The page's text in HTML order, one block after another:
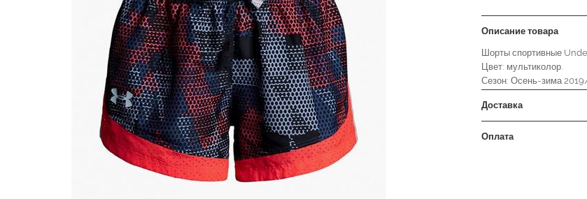
Описание товара
Шорты спортивные
Цвет: мультиколор.
Сезон: Осень-зима
Доставка
Оплата